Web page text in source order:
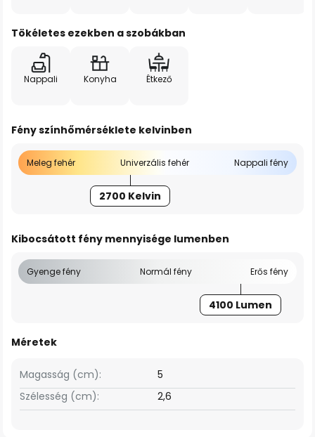
Tökéletes ezekben a szobákban
Nappali Konyha Étkező
Fény színhőmérséklete kelvinben
Meleg fehér Univerzális fehér Nappali fény
2700 Kelvin
Kibocsátott fény mennyisége lumenben
Gyenge fény Normál fény Erős fény
4100 Lumen
Méretek
Szélesség (cm): 2,6
Magasság (cm): 5